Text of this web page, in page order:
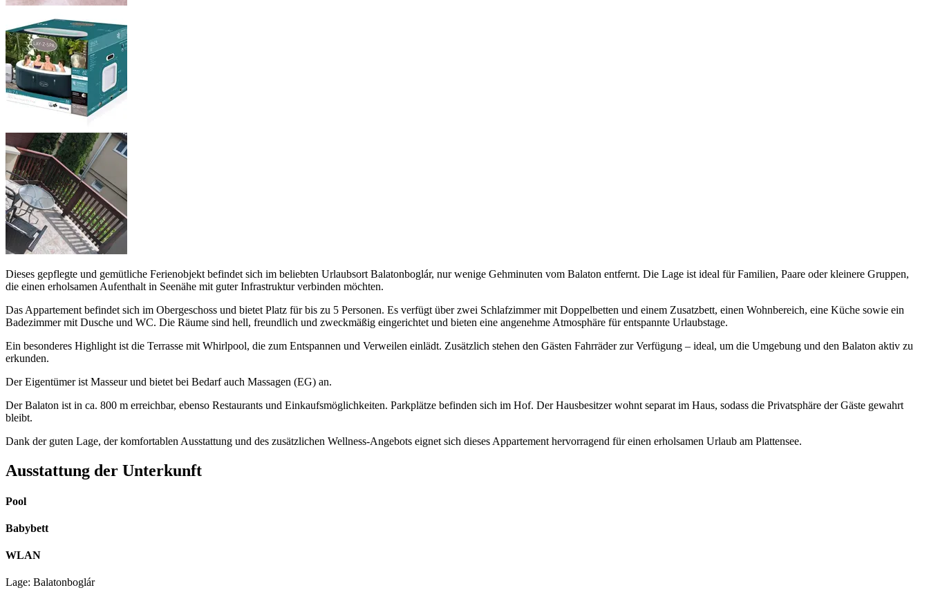
Dieses gepflegte und gemütliche Ferienobjekt befindet sich im beliebten Urlaubsort Balatonboglár, nur wenige Gehminuten vom Balaton entfernt. Die Lage ist ideal für Familien, Paare oder kleinere Gruppen,
die einen erholsamen Aufenthalt in Seenähe mit guter Infrastruktur verbinden möchten.
Das Appartement befindet sich im Obergeschoss und bietet Platz für bis zu 5 Personen. Es verfügt über zwei Schlafzimmer mit Doppelbetten und einem Zusatzbett, einen Wohnbereich, eine Küche sowie ein
Badezimmer mit Dusche und WC. Die Räume sind hell, freundlich und zweckmäßig eingerichtet und bieten eine angenehme Atmosphäre für entspannte Urlaubstage.
Ein besonderes Highlight ist die Terrasse mit Whirlpool, die zum Entspannen und Verweilen einlädt. Zusätzlich stehen den Gästen Fahrräder zur Verfügung – ideal, um die Umgebung und den Balaton aktiv zu
erkunden.
Der Eigentümer ist Masseur und bietet bei Bedarf auch Massagen (EG) an.
Der Balaton ist in ca. 800 m erreichbar, ebenso Restaurants und Einkaufsmöglichkeiten. Parkplätze befinden sich im Hof. Der Hausbesitzer wohnt separat im Haus, sodass die Privatsphäre der Gäste gewahrt
bleibt.
Dank der guten Lage, der komfortablen Ausstattung und des zusätzlichen Wellness-Angebots eignet sich dieses Appartement hervorragend für einen erholsamen Urlaub am Plattensee.
Ausstattung der Unterkunft
Pool
Babybett
WLAN
Lage: Balatonboglár